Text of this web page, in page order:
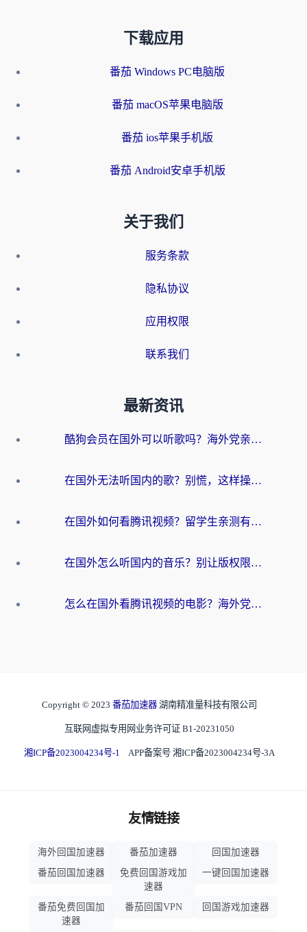
下载应用
番茄 Windows PC电脑版
番茄 macOS苹果电脑版
番茄 ios苹果手机版
番茄 Android安卓手机版
关于我们
服务条款
隐私协议
应用权限
联系我们
最新资讯
酷狗会员在国外可以听歌吗？海外党亲测有效：3步解决音乐权限难题
在国外无法听国内的歌？别慌，这样操作就能畅听QQ音乐（附亲测加速器推荐）
在国外如何看腾讯视频？留学生亲测有效的回国加速方案
在国外怎么听国内的音乐？别让版权限制断了你的华语歌单
怎么在国外看腾讯视频的电影？海外党亲测有效的回国加速指南
Copyright © 2023 番茄加速器 湖南精准量科技有限公司
互联网虚拟专用网业务许可证 B1-20231050
湘ICP备2023004234号-1 APP备案号 湘ICP备2023004234号-3A
友情链接
海外回国加速器 番茄加速器
回国加速器
番茄回国加速器
免费回国游戏加
速器
一键回国加速器
番茄免费回国加
速器
番茄回国VPN 回国游戏加速器